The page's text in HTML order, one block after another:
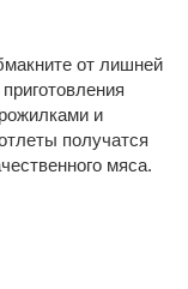
от лишней
и
получатся
мяса.